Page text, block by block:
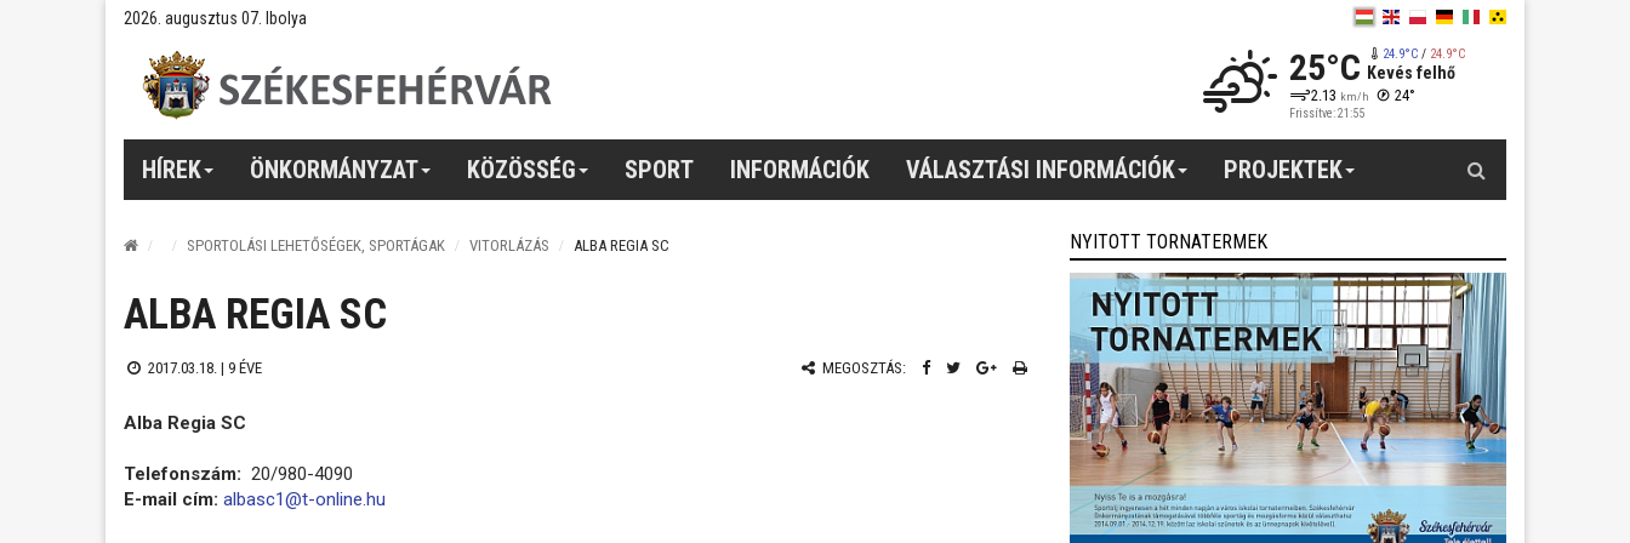
2026. augusztus 07. Ibolya
25°C 24.9°C/ 24.9°C
Kevés felhő
2.13 km/h 24°
Frissítve: 21:55
HÍREK ÖNKORMÁNYZAT KÖZÖSSÉG SPORT INFORMÁCIÓK VÁLASZTÁSI INFORMÁCIÓK PROJEKTEK
SPORTOLÁSI LEHETŐSÉGEK, SPORTÁGAK VITORLÁZÁS ALBA REGIA SC
ALBA REGIA SC
2017.03.18. | 9 ÉVE MEGOSZTÁS:
Alba Regia SC
Telefonszám: 20/980-4090
E-mail cím: albasc1@t-online.hu
NYITOTT TORNATERMEK